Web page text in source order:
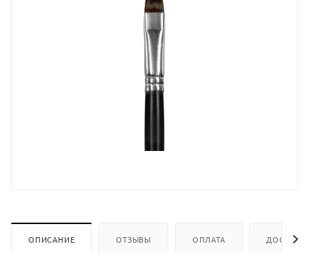
ОПИСАНИЕ ОТЗЫВЫ ОПЛАТА